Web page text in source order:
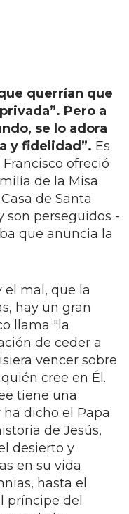
querrían que
Pero a
se lo adora
y fidelidad”. Es
ofreció
de la Misa
de Santa
son perseguidos -
que anuncia la
el mal, que la
hay un gran
llama "la
de ceder a
vencer sobre
cree en Él.
tiene una
dicho el Papa.
de Jesús,
desierto y
en su vida
hasta el
príncipe del